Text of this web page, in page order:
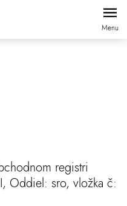
Menu
registri
Oddiel: sro, vložka č: